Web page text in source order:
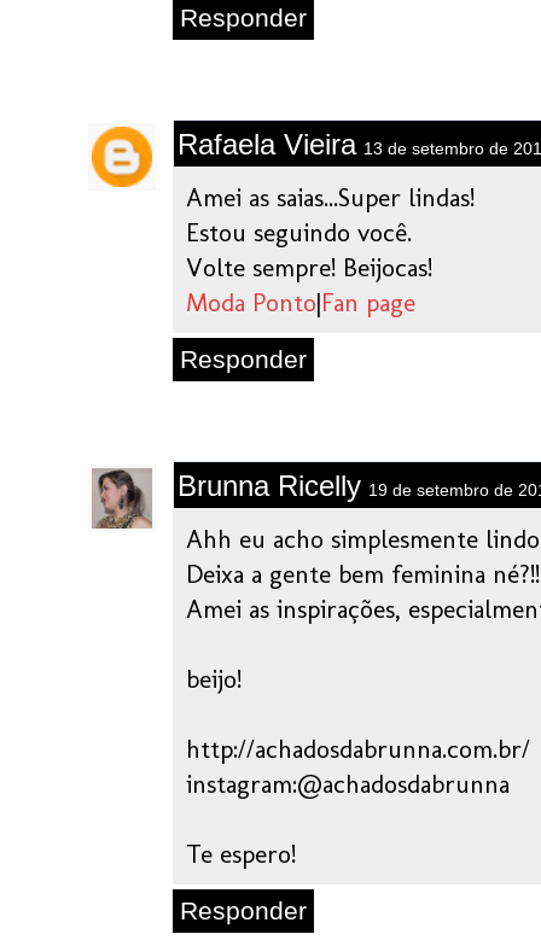
Responder
Rafaela Vieira 13 de setembro de
Amei as saias...Super lindas!
Estou seguindo você.
Volte sempre! Beijocas!
Moda Ponto|Fan page
Responder
Brunna Ricelly 19 de setembro de
Ahh eu acho simplesmente lindo
Deixa a gente bem feminina né?!!
Amei as inspirações,
beijo!
http://achadosdabrunna.com.br/
instagram:@achadosdabrunna
Te espero!
Responder